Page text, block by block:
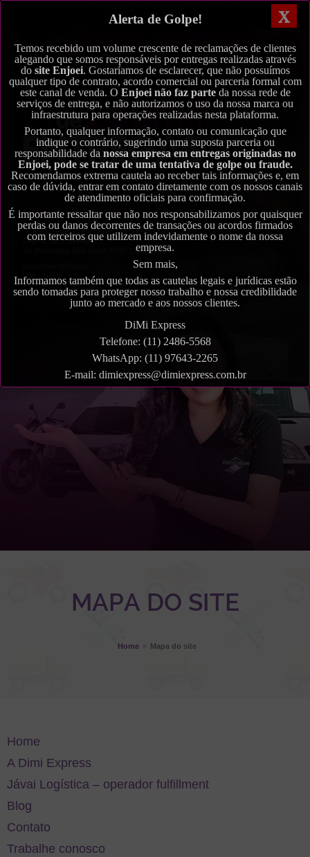
X
Alerta de Golpe!
Temos recebido um volume crescente de reclamações de clientes
alegando que somos responsáveis por entregas realizadas através
do site Enjoei. Gostaríamos de esclarecer, que não possuímos
qualquer tipo de contrato, acordo comercial ou parceria formal com
este canal de venda. O Enjoei não faz parteda nossa rede de
serviços de entrega, e não autorizamos o uso da nossa marca ou
infraestrutura para operações realizadas nesta plataforma.
Portanto, qualquer informação, contato ou comunicação que
indique o contrário, sugerindo uma suposta parceria ou
responsabilidade da nossa empresa em entregas originadas no
Enjoei, pode se tratar de uma tentativa de golpe ou fraude.
Recomendamos extrema cautela ao receber tais informações e, em
caso de dúvida, entrar em contato diretamente com os nossos canais
de atendimento oficiais para confirmação.
É importante ressaltar que não nos responsabilizamos por quaisquer
perdas ou danos decorrentes de transações ou acordos firmados
com terceiros que utilizem indevidamente o nome da nossa
empresa.
Sem mais,
Informamos também que todas as cautelas legais e jurídicas estão
sendo tomadas para proteger nosso trabalho e nossa credibilidade
junto ao mercado e aos nossos clientes.
DiMi Express
Telefone: (11) 2486-5568
WhatsApp: (11) 97643-2265
E-mail: dimiexpress@dimiexpress.com.br
MAPA DO SITE
Home » Mapa do site
Home
A Dimi Express
Jávai Logística – operador fulfillment
Blog
Contato
Trabalhe conosco